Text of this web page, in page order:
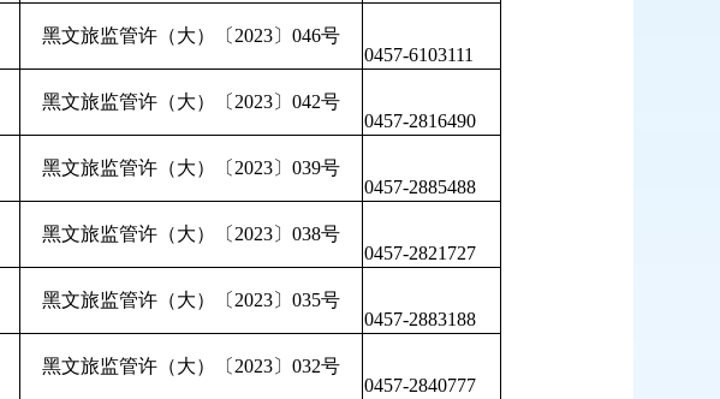
黑文旅监管许（大）〔2023〕046号
0457-6103111
黑文旅监管许（大）〔2023〕042号
0457-2816490
黑文旅监管许（大）〔2023〕039号
0457-2885488
黑文旅监管许（大）〔2023〕038号
0457-2821727
黑文旅监管许（大）〔2023〕035号
0457-2883188
黑文旅监管许（大）〔2023〕032号
0457-2840777